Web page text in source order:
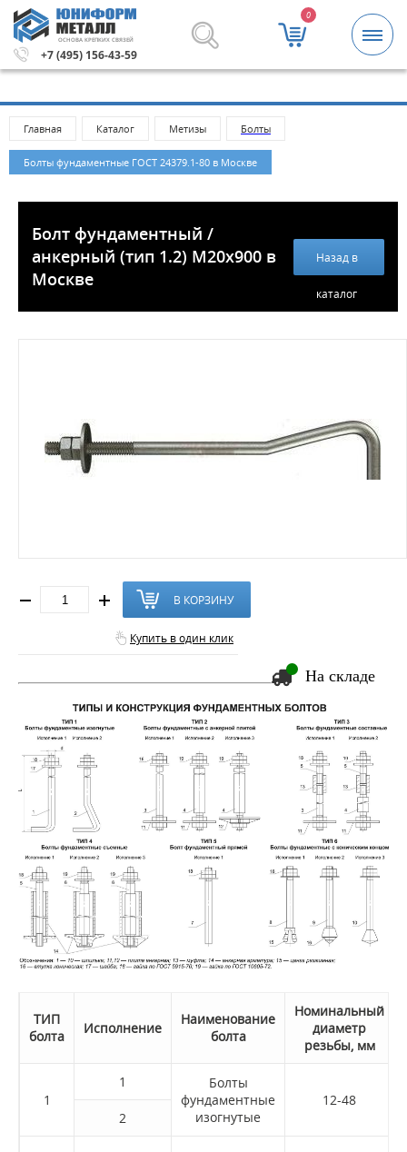
ОСНОВА КРЕПКИХ СВЯЗЕЙ
+7 (495) 156-43-59
0
5000 рублей.Метизы и крепежные изделия оптом.
Главная Каталог Метизы Болты
Болты фундаментные ГОСТ 24379.1-80 в Москве
Болт фундаментный /
анкерный (тип 1.2) M20x900 в
Москве
Назад в
каталог
В КОРЗИНУ
Купить в один клик
На складе
ТИП
болта
Исполнение
Наименование
болта
Номинальный
диаметр
резьбы, мм
1
1
Болты
фундаментные
изогнутые
12-48
2